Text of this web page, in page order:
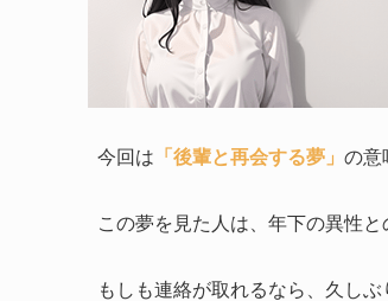
今回は 「後輩と再会する夢」 の意
この夢を見た人は、年下の異性
もしも連絡が取れるなら、久し